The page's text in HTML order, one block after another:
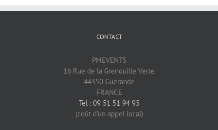
CONTACT
PMEVENTS
16 Rue de la Grenouille Verte
44350 Guerande
FRANCE
Tel : 09 51 51 94 95
(coût d’un appel local)